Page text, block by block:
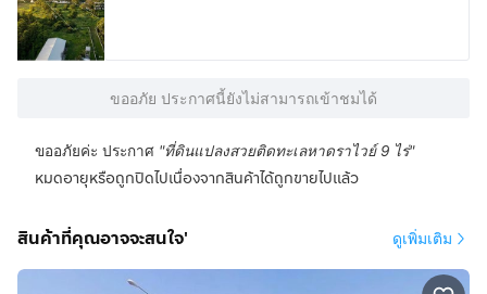
ขออภัย ประกาศนี้ยังไม่สามารถเข้าชมได้
ขออภัยค่ะ ประกาศ "ที่ดินแปลงสวยติดทะเลหาดราไวย์ 9 ไร่"
หมดอายุหรือถูกปิดไปเนื่องจากสินค้าได้ถูกขายไปแล้ว
สินค้าที่คุณอาจจะสนใจ' ดูเพิ่มเติม